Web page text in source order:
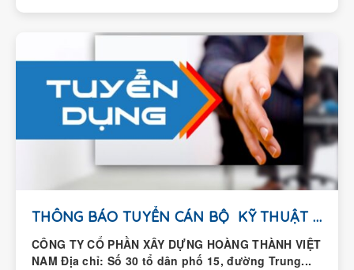
THÔNG BÁO TUYỂN CÁN BỘ KỸ THUẬT HIỆN...
CÔNG TY CỔ PHẦN XÂY DỰNG HOÀNG THÀNH VIỆT
NAM Địa chỉ: Số 30 tổ dân phố 15, đường Trung...